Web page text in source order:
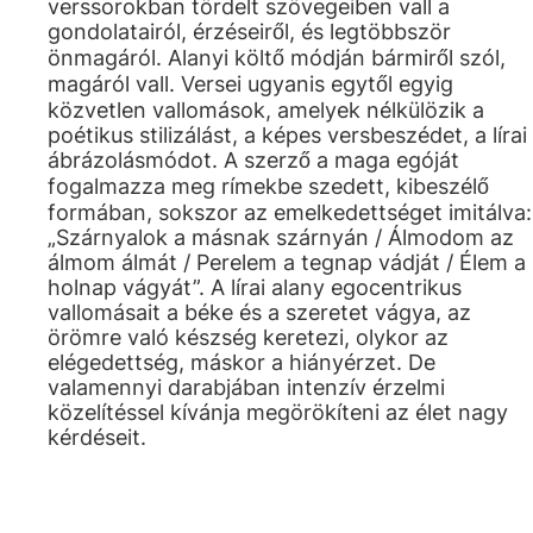
verssorokban tördelt szövegeiben vall a
gondolatairól, érzéseiről, és legtöbbször
önmagáról. Alanyi költő módján bármiről szól,
magáról vall. Versei ugyanis egytől egyig
közvetlen vallomások, amelyek nélkülözik a
poétikus stilizálást, a képes versbeszédet, a lírai
ábrázolásmódot. A szerző a maga egóját
fogalmazza meg rímekbe szedett, kibeszélő
formában, sokszor az emelkedettséget imitálva:
„Szárnyalok a másnak szárnyán / Álmodom az
álmom álmát / Perelem a tegnap vádját / Élem a
holnap vágyát”. A lírai alany egocentrikus
vallomásait a béke és a szeretet vágya, az
örömre való készség keretezi, olykor az
elégedettség, máskor a hiányérzet. De
valamennyi darabjában intenzív érzelmi
közelítéssel kívánja megörökíteni az élet nagy
kérdéseit.